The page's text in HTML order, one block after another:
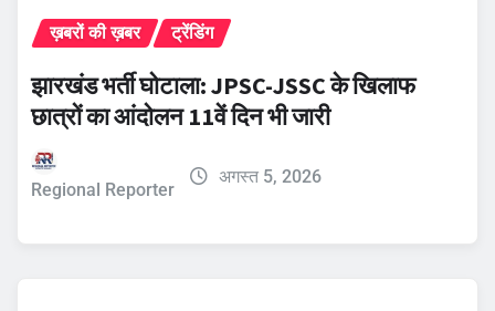
ख़बरों की ख़बर ट्रेंडिंग
झारखंड भर्ती घोटाला: JPSC-JSSC के खिलाफ
छात्रों का आंदोलन 11वें दिन भी जारी
Regional Reporter
अगस्त 5, 2026